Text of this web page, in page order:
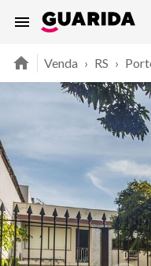
Venda › RS ›